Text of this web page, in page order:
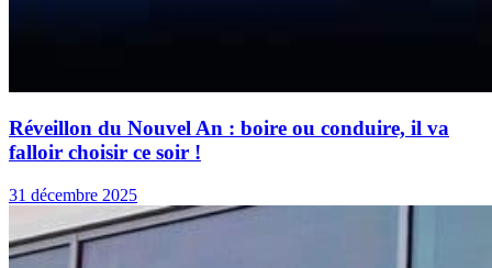
Réveillon du Nouvel An : boire ou conduire, il va
falloir choisir ce soir !
31 décembre 2025